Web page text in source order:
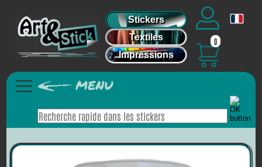
Stickers
Textiles
Impressions
0